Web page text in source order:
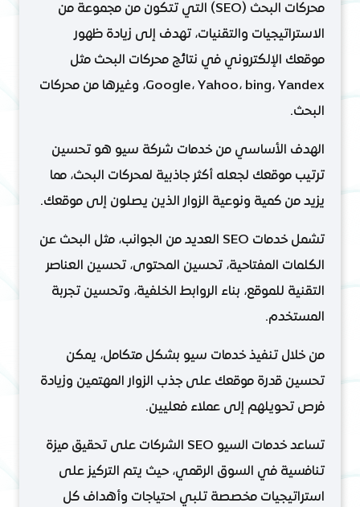
محركات البحث (SEO) التي تتكون من مجموعة من
الاستراتيجيات والتقنيات، تهدف إلى زيادة ظهور
موقعك الإلكتروني في نتائج محركات البحث مثل
Google، Yahoo، bing، Yandex، وغيرها من محركات
البحث.
الهدف الأساسي من خدمات شركة سيو هو تحسين
ترتيب موقعك لجعله أكثر جاذبية لمحركات البحث، مما
يزيد من كمية ونوعية الزوار الذين يصلون إلى موقعك.
تشمل خدمات SEO العديد من الجوانب، مثل البحث عن
الكلمات المفتاحية، تحسين المحتوى، تحسين العناصر
التقنية للموقع، بناء الروابط الخلفية، وتحسين تجربة
المستخدم.
من خلال تنفيذ خدمات سيو بشكل متكامل، يمكن
تحسين قدرة موقعك على جذب الزوار المهتمين وزيادة
فرص تحويلهم إلى عملاء فعليين.
تساعد خدمات السيو SEO الشركات على تحقيق ميزة
تنافسية في السوق الرقمي، حيث يتم التركيز على
استراتيجيات مخصصة تلبي احتياجات وأهداف كل